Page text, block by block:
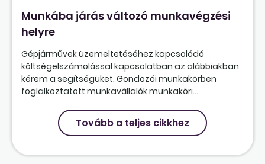
Munkába járás változó munkavégzési
helyre
Gépjárművek üzemeltetéséhez kapcsolódó
költségelszámolással kapcsolatban az alábbiakban
kérem a segítségüket. Gondozói munkakörben
foglalkoztatott munkavállalók munkaköri...
Tovább a teljes cikkhez